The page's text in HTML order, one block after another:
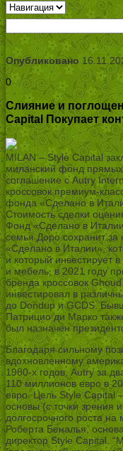
Опубликовано
0
Слияние и
Capital Покупает
MILAN – Style Capital
миланский фонд
соглашение с Autry
кроссовок премиум-
фонда «Сделано в
Стоимость сделки
Фонд «Сделано в
семья Доро сохранит
«Сделано в Италии»,
и который инвестирует
и мебель, в 2021 году
бренда кроссовок
инвестировал в
до Dondup и GCDS.
Патрицио ди Марко
был назначен
Благодаря сильному
вдохновленному
1980-х годов, Autry за
110 миллионов евро в
евро. Цель Style Capital
основы (с точки зрения
долгосрочного роста
Роберта Беналья,
директор Style Capital.